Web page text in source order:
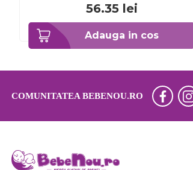
Adauga in cos
56.35 lei
COMUNITATEA BEBENOU.RO